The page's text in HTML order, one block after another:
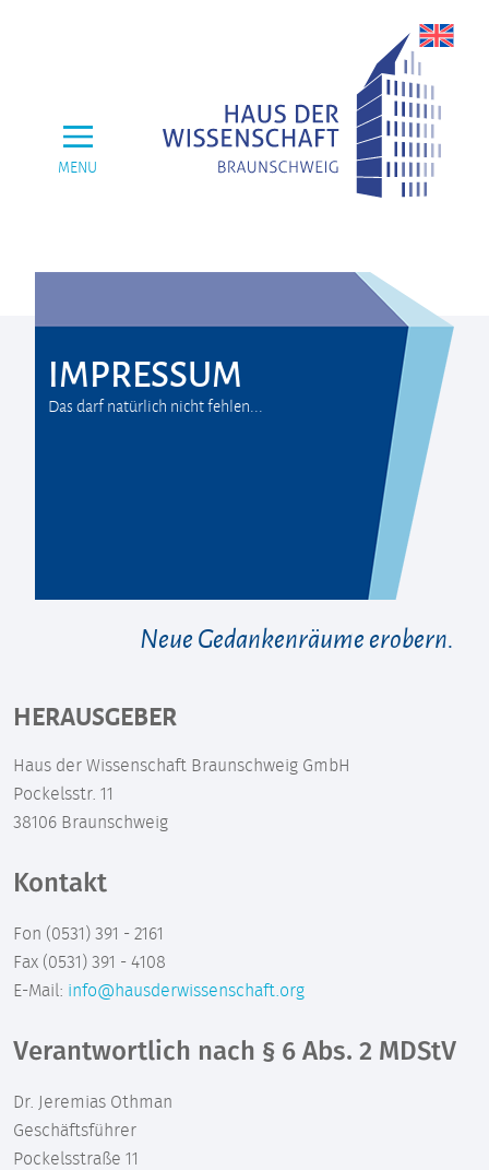
MENU
IMPRESSUM
Das darf natürlich nicht fehlen...
Neue Gedankenräume erobern.
HERAUSGEBER
Haus der Wissenschaft Braunschweig GmbH
Pockelsstr. 11
38106 Braunschweig
Kontakt
Fon (0531) 391 - 2161
Fax (0531) 391 - 4108
E-Mail: info@hausderwissenschaft.org
Verantwortlich nach § 6 Abs. 2 MDStV
Dr. Jeremias Othman
Geschäftsführer
Pockelsstraße 11